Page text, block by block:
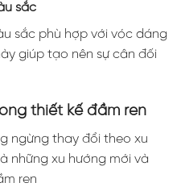
sắc
sắc phù hợp với vóc dáng
giúp tạo nên sự cân đối
thiết kế đầm ren
ngừng thay đổi theo xu
những xu hướng mới và
ren